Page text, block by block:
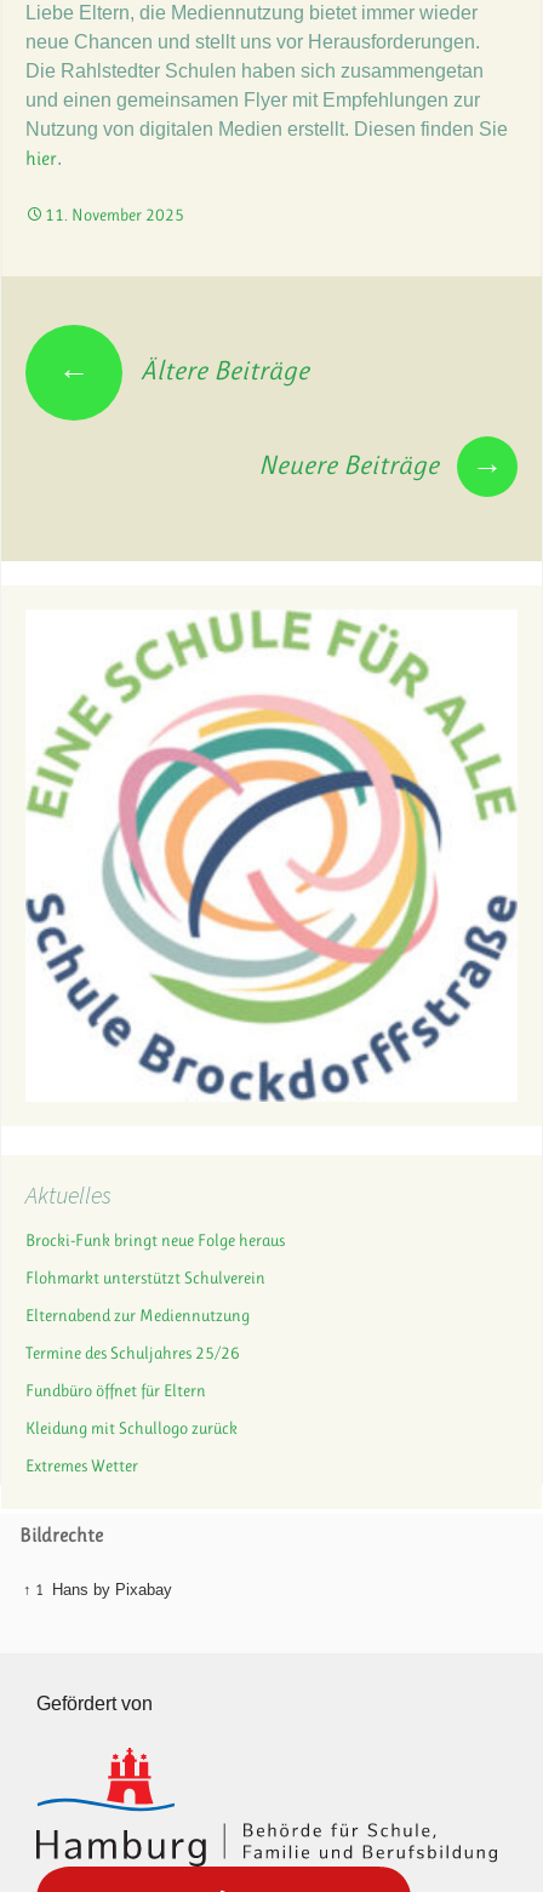
Liebe Eltern, die Mediennutzung bietet immer wieder
neue Chancen und stellt uns vor Herausforderungen.
Die Rahlstedter Schulen haben sich zusammengetan
und einen gemeinsamen Flyer mit Empfehlungen zur
Nutzung von digitalen Medien erstellt. Diesen finden Sie
hier.
11. November 2025
← Ältere Beiträge
Neuere Beiträge →
Aktuelles
Brocki-Funk bringt neue Folge heraus
Flohmarkt unterstützt Schulverein
Elternabend zur Mediennutzung
Termine des Schuljahres 25/26
Fundbüro öffnet für Eltern
Kleidung mit Schullogo zurück
Extremes Wetter
Bildrechte
↑ 1 Hans by Pixabay
Gefördert von